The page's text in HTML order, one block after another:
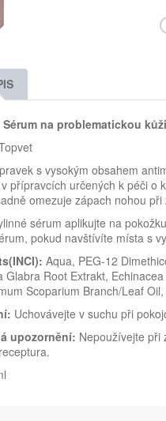
na problematickou
s vysokým obsahem
přípravcích určených k péči o
omezuje zápach nohou
sérum aplikujte na
pokud navštívíte místa s
Aqua, PEG-12
Glabra Root Extrakt,
Scoparium Branch/Leaf
Uchovávejte v suchu při
upozornění: Nepoužívejte při